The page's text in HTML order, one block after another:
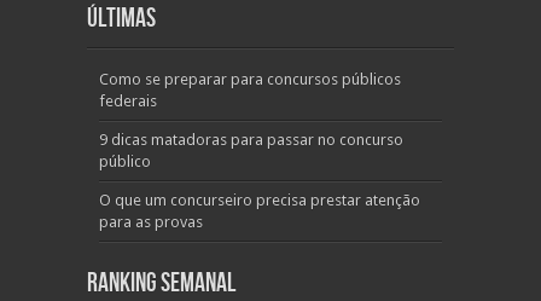
Últimas
Como se preparar para concursos públicos
federais
9 dicas matadoras para passar no concurso
público
O que um concurseiro precisa prestar atenção
para as provas
Ranking Semanal